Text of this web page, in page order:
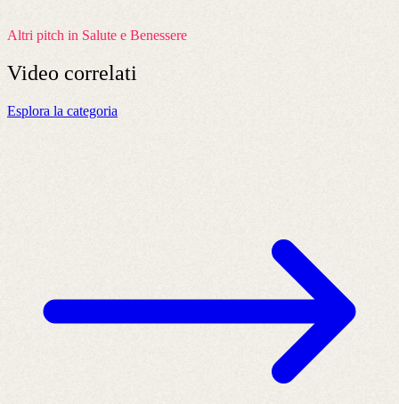
Altri pitch in Salute e Benessere
Video correlati
Esplora la categoria